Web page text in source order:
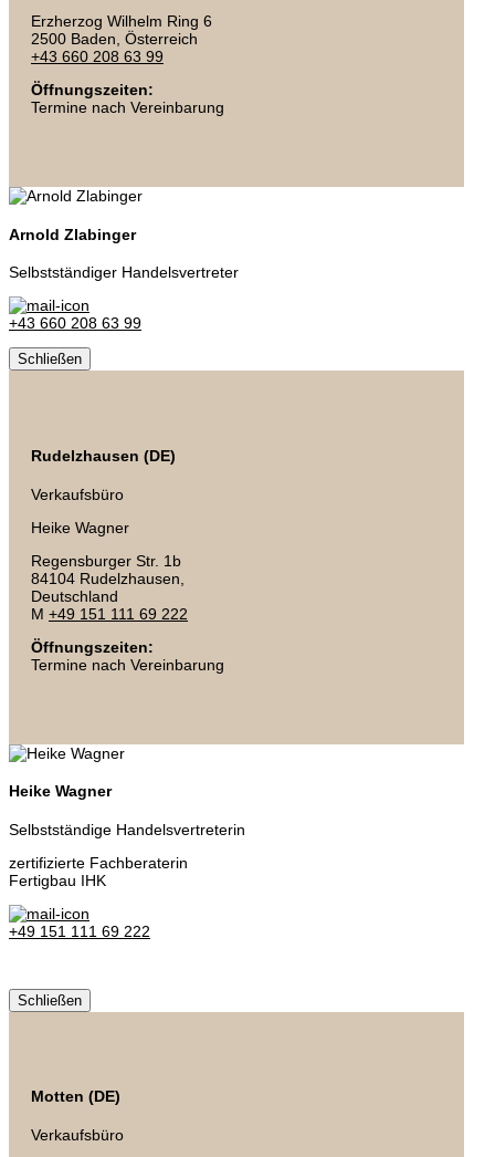
Erzherzog Wilhelm Ring 6
2500 Baden , Österreich
+43 660 208 63 99
Öffnungszeiten:
Termine nach Vereinbarung
Arnold Zlabinger
Selbstständiger Handelsvertreter
+43 660 208 63 99
Schließen
Rudelzhausen (DE)
Verkaufsbüro
Heike Wagner
Regensburger Str. 1b
84104 Rudelzhausen,
Deutschland
M +49 151 111 69 222
Öffnungszeiten:
Termine nach Vereinbarung
Heike Wagner
Selbstständige Handelsvertreterin
zertifizierte Fachberaterin
Fertigbau IHK
+49 151 111 69 222
Schließen
Motten (DE)
Verkaufsbüro